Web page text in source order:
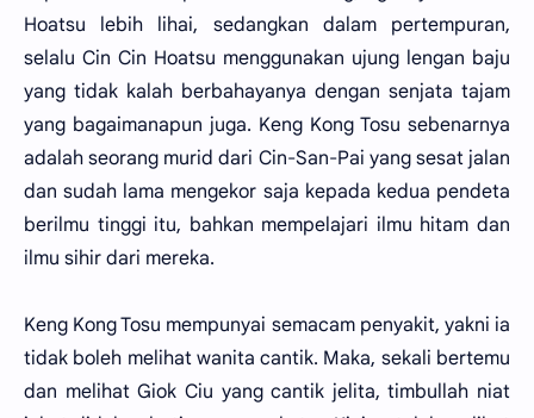
Hoatsu lebih lihai, sedangkan dalam pertempuran,
selalu Cin Cin Hoatsu menggunakan ujung lengan baju
yang tidak kalah berbahayanya dengan senjata tajam
yang bagaimanapun juga. Keng Kong Tosu sebenarnya
adalah seorang murid dari Cin-San-Pai yang sesat jalan
dan sudah lama mengekor saja kepada kedua pendeta
berilmu tinggi itu, bahkan mempelajari ilmu hitam dan
ilmu sihir dari mereka.
Keng Kong Tosu mempunyai semacam penyakit, yakni ia
tidak boleh melihat wanita cantik. Maka, sekali bertemu
dan melihat Giok Ciu yang cantik jelita, timbullah niat